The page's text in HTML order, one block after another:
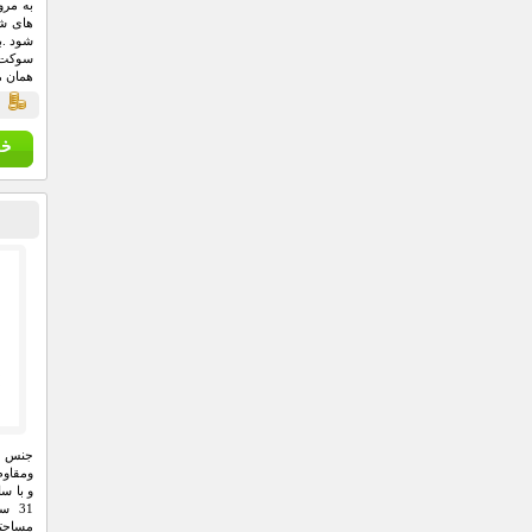
به
های
شود
سوکت
همان
و با
مساحتی حدود 5 تا